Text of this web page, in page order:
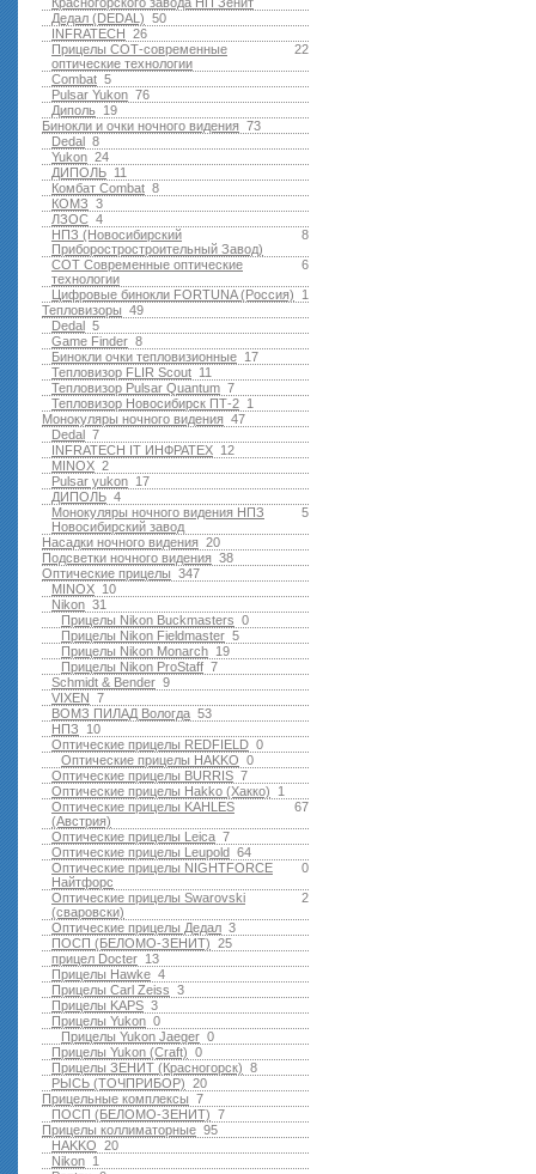
50
Дедал (DEDAL)
26
INFRATECH
22
Прицелы СОТ-современные
оптические технологии
5
Combat
76
Pulsar Yukon
19
Диполь
73
Бинокли и очки ночного видения
8
Dedal
24
Yukon
11
ДИПОЛЬ
8
Комбат Combat
3
КОМЗ
4
ЛЗОС
8
НПЗ (Новосибирский
Приборостростроительный Завод)
6
СОТ Современные оптические
технологии
1
Цифровые бинокли FORTUNA (Россия)
49
Тепловизоры
5
Dedal
8
Game Finder
17
Бинокли очки тепловизионные
11
Тепловизор FLIR Scout
7
Тепловизор Pulsar Quantum
1
Тепловизор Новосибирск ПТ-2
47
Монокуляры ночного видения
7
Dedal
12
INFRATECH IT ИНФРАТЕХ
2
MINOX
17
Pulsar yukon
4
ДИПОЛЬ
5
Монокуляры ночного видения НПЗ
Новосибирский завод
20
Насадки ночного видения
38
Подсветки ночного видения
347
Оптические прицелы
10
MINOX
31
Nikon
0
Прицелы Nikon Buckmasters
5
Прицелы Nikon Fieldmaster
19
Прицелы Nikon Monarch
7
Прицелы Nikon ProStaff
9
Schmidt & Bender
7
VIXEN
53
ВОМЗ ПИЛАД Вологда
10
НПЗ
0
Оптические прицелы REDFIELD
0
Оптические прицелы HAKKO
7
Оптические прицелы BURRIS
1
Оптические прицелы Hakko (Хакко)
67
Оптические прицелы KAHLES
(Австрия)
7
Оптические прицелы Leica
64
Оптические прицелы Leupold
0
Оптические прицелы NIGHTFORCE
Найтфорс
2
Оптические прицелы Swarovski
(сваровски)
3
Оптические прицелы Дедал
25
ПОСП (БЕЛОМО-ЗЕНИТ)
13
прицел Docter
4
Прицелы Hawke
3
Прицелы Carl Zeiss
3
Прицелы KAPS
0
Прицелы Yukon
0
Прицелы Yukon Jaeger
0
Прицелы Yukon (Craft)
8
Прицелы ЗЕНИТ (Красногорск)
20
РЫСЬ (ТОЧПРИБОР)
7
Прицельные комплексы
7
ПОСП (БЕЛОМО-ЗЕНИТ)
95
Прицелы коллиматорные
20
HAKKO
1
Nikon